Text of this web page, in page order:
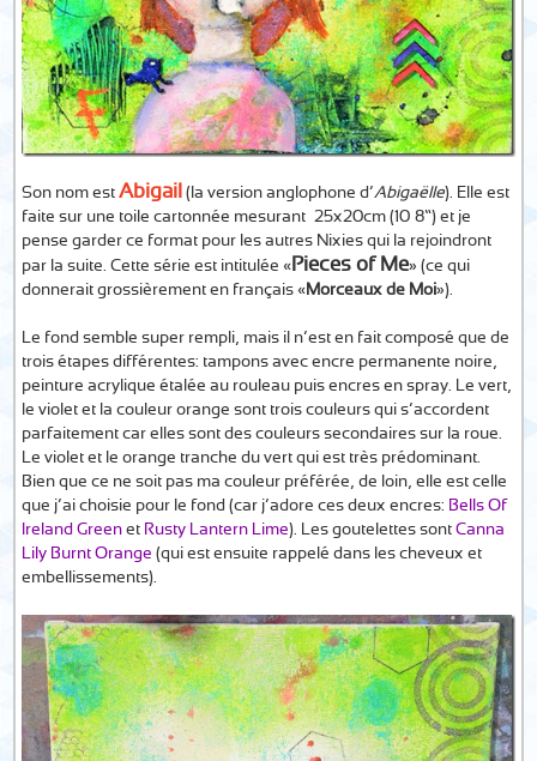
Son nom estAbigail (la version anglophone d’Abigaëlle). Elle est
faite sur une toile cartonnée mesurant ±25x20cm (10×8”) et je
pense garder ce format pour les autres Nixies qui la rejoindront
par la suite. Cette série est intitulée «Pieces of Me» (ce qui
donnerait grossièrement en français «Morceaux de Moi»).
Le fond semble super rempli, mais il n’est en fait composé que de
trois étapes différentes: tampons avec encre permanente noire,
peinture acrylique étalée au rouleau puis encres en spray. Le vert,
le violet et la couleur orange sont trois couleurs qui s’accordent
parfaitement car elles sont des couleurs secondaires sur la roue.
Le violet et le orange tranche du vert qui est très prédominant.
Bien que ce ne soit pas ma couleur préférée, de loin, elle est celle
que j’ai choisie pour le fond (car j’adore ces deux encres: Bells Of
Ireland Green et Rusty Lantern Lime). Les goutelettes sontCanna
Lily Burnt Orange (qui est ensuite rappelé dans les cheveux et
embellissements).